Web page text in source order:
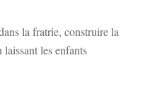
la fratrie, construire la
les enfants